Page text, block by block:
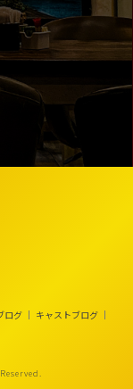
ログ
キャストブログ